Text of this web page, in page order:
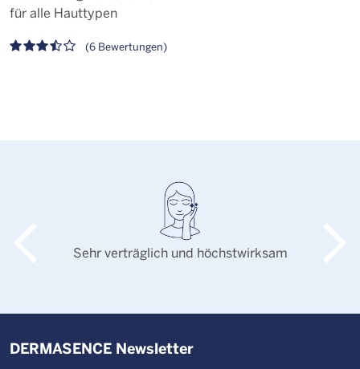
für alle Hauttypen
(6 Bewertungen)
Sehr verträglich und höchstwirksam
DERMASENCE Newsletter